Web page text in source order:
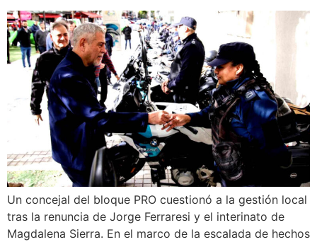
Un concejal del bloque PRO cuestionó a la gestión local
tras la renuncia de Jorge Ferraresi y el interinato de
Magdalena Sierra. En el marco de la escalada de hechos